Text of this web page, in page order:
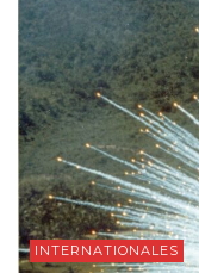
INTERNATIONALES